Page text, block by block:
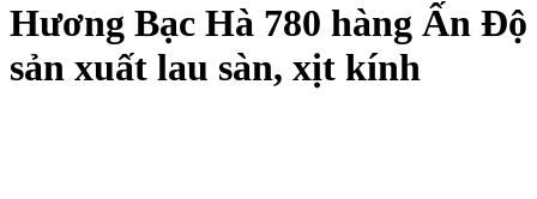
Hương Bạc Hà 780 hàng Ấn Độ
sản xuất lau sàn, xịt kính